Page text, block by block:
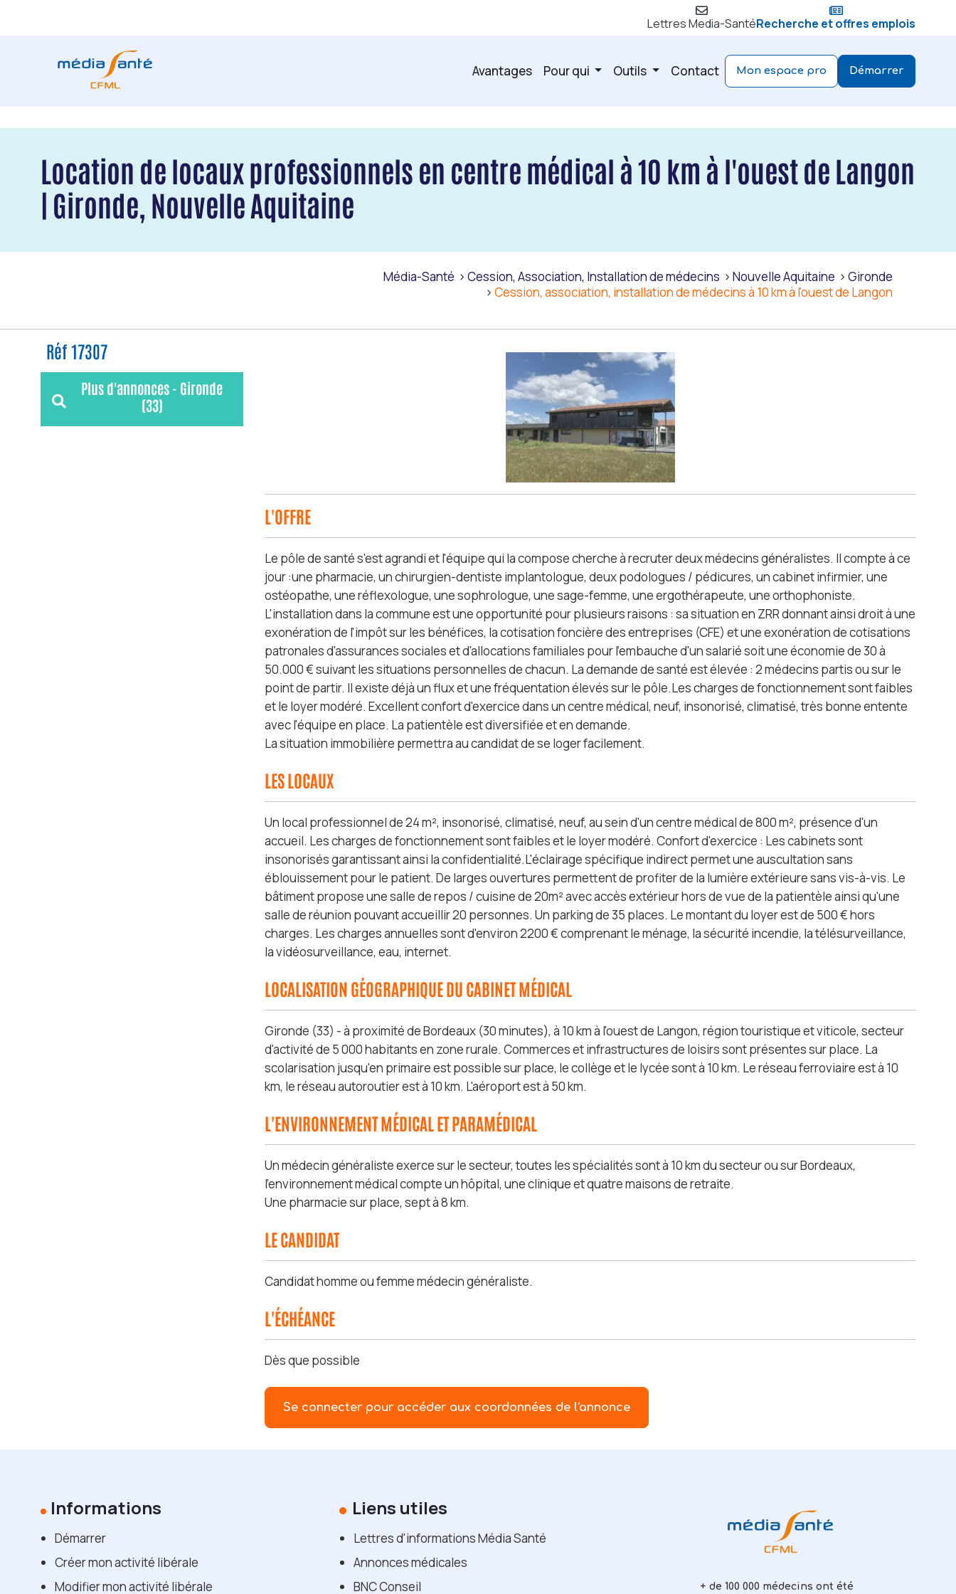
Lettres Media-SantéRecherche et offres emplois
Avantages Pour qui Outils Contact Démarrer
Mon espace pro
Location de locaux professionnels en centre médical à 10 km à l'ouest de Langon
| Gironde, Nouvelle Aquitaine
Média-Santé Cession, Association, Installation de médecins Nouvelle Aquitaine
Gironde
Cession, association, installation de médecins à 10 km à l'ouest de Langon
Réf 17307
Plus d'annonces - Gironde
(33)
L'OFFRE
Le pôle de santé s'est agrandi et l'équipe qui la compose cherche à recruter deux médecins généralistes. Il compte à ce
jour :une pharmacie, un chirurgien-dentiste implantologue, deux podologues / pédicures, un cabinet infirmier, une
ostéopathe, une réflexologue, une sophrologue, une sage-femme, une ergothérapeute, une orthophoniste.
L'installation dans la commune est une opportunité pour plusieurs raisons : sa situation en ZRR donnant ainsi droit à une
exonération de l'impôt sur les bénéfices, la cotisation foncière des entreprises (CFE) et une exonération de cotisations
patronales d'assurances sociales et d'allocations familiales pour l'embauche d'un salarié soit une économie de 30 à
50.000 € suivant les situations personnelles de chacun. La demande de santé est élevée : 2 médecins partis ou sur le
point de partir. Il existe déjà un flux et une fréquentation élevés sur le pôle.Les charges de fonctionnement sont faibles
et le loyer modéré. Excellent confort d'exercice dans un centre médical, neuf, insonorisé, climatisé, très bonne entente
avec l'équipe en place. La patientèle est diversifiée et en demande.
La situation immobilière permettra au candidat de se loger facilement.
LES LOCAUX
Un local professionnel de 24 m², insonorisé, climatisé, neuf, au sein d'un centre médical de 800 m², présence d'un
accueil. Les charges de fonctionnement sont faibles et le loyer modéré. Confort d'exercice : Les cabinets sont
insonorisés garantissant ainsi la confidentialité.L'éclairage spécifique indirect permet une auscultation sans
éblouissement pour le patient. De larges ouvertures permettent de profiter de la lumière extérieure sans vis-à-vis. Le
bâtiment propose une salle de repos / cuisine de 20m² avec accès extérieur hors de vue de la patientèle ainsi qu'une
salle de réunion pouvant accueillir 20 personnes. Un parking de 35 places. Le montant du loyer est de 500 € hors
charges. Les charges annuelles sont d'environ 2200 € comprenant le ménage, la sécurité incendie, la télésurveillance,
la vidéosurveillance, eau, internet.
LOCALISATION GÉOGRAPHIQUE DU CABINET MÉDICAL
Gironde (33) - à proximité de Bordeaux (30 minutes), à 10 km à l'ouest de Langon, région touristique et viticole, secteur
d'activité de 5 000 habitants en zone rurale. Commerces et infrastructures de loisirs sont présentes sur place. La
scolarisation jusqu'en primaire est possible sur place, le collège et le lycée sont à 10 km. Le réseau ferroviaire est à 10
km, le réseau autoroutier est à 10 km. L'aéroport est à 50 km.
L'ENVIRONNEMENT MÉDICAL ET PARAMÉDICAL
Un médecin généraliste exerce sur le secteur, toutes les spécialités sont à 10 km du secteur ou sur Bordeaux,
l'environnement médical compte un hôpital, une clinique et quatre maisons de retraite.
Une pharmacie sur place, sept à 8 km.
LE CANDIDAT
Candidat homme ou femme médecin généraliste.
L'ÉCHÉANCE
Dès que possible
Se connecter pour accéder aux coordonnées de l'annonce
Informations
Démarrer
Créer mon activité libérale
Modifier mon activité libérale
Liens utiles
Lettres d'informations Média Santé
Annonces médicales
BNC Conseil
+ de 100 000 médecins ont été